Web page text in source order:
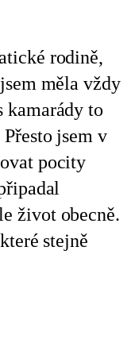
rodině,
měla vždy
kamarády to
jsem v
pocity
život obecně.
stejně